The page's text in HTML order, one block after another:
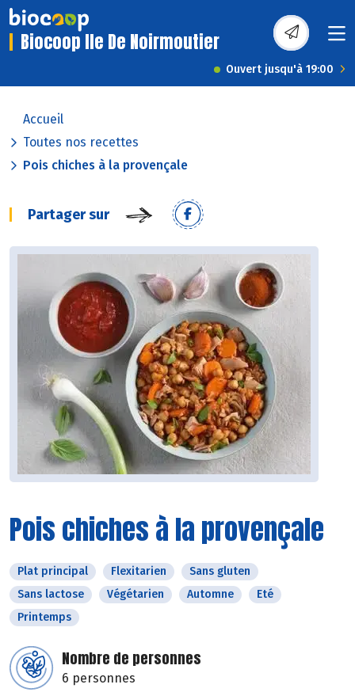
Biocoop Ile De Noirmoutier
Ouvert jusqu'à 19:00
Accueil
Toutes nos recettes
Pois chiches à la provençale
Partager sur
Pois chiches à la provençale
Plat principal Flexitarien
Sans gluten
Sans lactose
Végétarien Automne
Eté
Printemps
Nombre de personnes
6 personnes